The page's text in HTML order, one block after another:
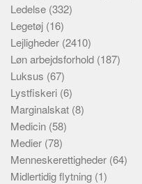
Ledelse (332)
Legetøj (16)
Lejligheder (2410)
Løn arbejdsforhold (187)
Luksus (67)
Lystfiskeri (6)
Marginalskat (8)
Medicin (58)
Medier (78)
Menneskerettigheder (64)
Midlertidig flytning (1)